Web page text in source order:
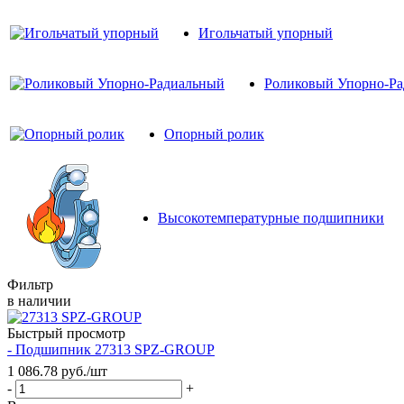
Игольчатый упорный
Роликовый Упорно-
Опорный ролик
Высокотемпературные подшипники
Фильтр
в наличии
Быстрый просмотр
- Подшипник 27313 SPZ-GROUP
1 086.78 руб./шт
-
+